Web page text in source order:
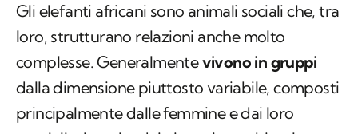
Gli elefanti africani sono animali sociali che, tra
loro, strutturano relazioni anche molto
complesse. Generalmentevivono in gruppi
dalla dimensione piuttosto variabile, composti
principalmente dalle femmine e dai loro